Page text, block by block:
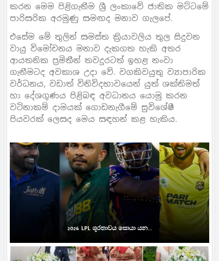
කරන මෙම පිළිගැනීම ශ්‍රී ලංකාවේ ජාතික මට්ටමේ
පාරිසරික අරමුණු සමඟද මනාව ගැලපේ.
එසේම මේ තුලින් සමස්ත ක්‍රියාවලිය තුල සිදුවන
වායු විමෝචනය මනාව දැකගත හැකි අතර
ආයතනික ප්‍රමිතීන් තවදුරටත් ඉහළ නංවා
ගැනීමටද අවකාශ උදා වේ. වගකිවයුතු ව්‍යාපාරික
වර්ධනය, වඩාත් විනිවිදභාවයෙන් යුත් ශක්තිමත්
හා දේශගුණය පිළිබඳ අවධානය යොමු කරන
වටිනාකම් දාමයක් ගොඩනැගීමේ සුවිශේෂී
පියවරක් ලෙසද මෙය සඳහන් කළ හැකිය.
2026 LPL ශූරතාවය සොයා යන...